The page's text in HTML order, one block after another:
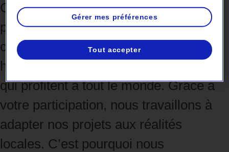
Connaître vos idées et vos
préoccupations est essentiel à la
création de projets qui s’intègrent
harmonieusement dans votre milieu et
qui profitent à tout le monde. Grâce à
votre participation, nous travaillons à
adapter nos projets aux réalités
locales. C’est pourquoi nous
Gérer mes préférences
Tout accepter